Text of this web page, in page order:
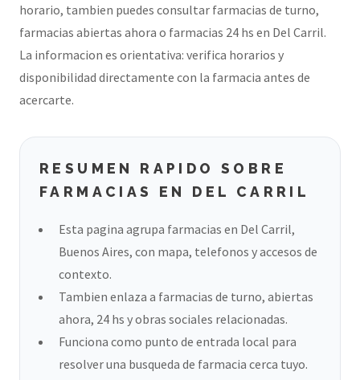
horario, tambien puedes consultar farmacias de turno,
farmacias abiertas ahora o farmacias 24 hs en Del Carril.
La informacion es orientativa: verifica horarios y
disponibilidad directamente con la farmacia antes de
acercarte.
RESUMEN RAPIDO SOBRE
FARMACIAS EN DEL CARRIL
Esta pagina agrupa farmacias en Del Carril,
Buenos Aires, con mapa, telefonos y accesos de
contexto.
Tambien enlaza a farmacias de turno, abiertas
ahora, 24 hs y obras sociales relacionadas.
Funciona como punto de entrada local para
resolver una busqueda de farmacia cerca tuyo.